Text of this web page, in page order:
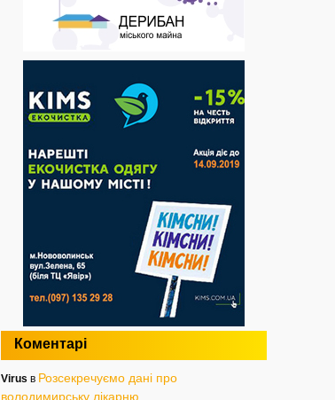
Коментарі
Virus в Розсекречуємо дані про
володимирську лікарню